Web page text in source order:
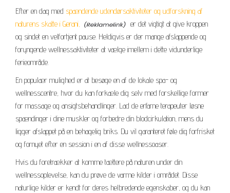
Efter en dag med spændende udendørsaktiviteter og udforskning af
naturens skatte i Gerani,
er det vigtigt at give kroppen
og sindet en velfortjent pause. Heldigvis er der mange afslappende og
foryngende wellnessaktiviteter at vælge imellem i dette vidunderlige
ferieområde.
En populær mulighed er at besøge en af de lokale spa- og
wellnesscentre, hvor du kan forkæle dig selv med forskellige former
for massage og ansigtsbehandlinger. Lad de erfarne terapeuter løsne
spændinger i dine muskler og forbedre din blodcirkulation, mens du
ligger afslappet på en behagelig briks. Du vil garanteret føle dig forfrisket
og fornyet efter en session i en af disse wellnessoaser.
Hvis du foretrækker at komme tættere på naturen under din
wellnessoplevelse, kan du prøve de varme kilder i området. Disse
naturlige kilder er kendt for deres helbredende egenskaber, og du kan